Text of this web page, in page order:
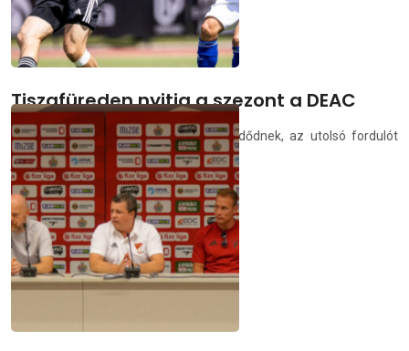
Tiszafüreden nyitja a szezont a DEAC
A bajnoki küzdelmek július 26-án kezdődnek, az utolsó fordulót
jövő május 23-án rendezik.
deac.hu 2026.07.14.